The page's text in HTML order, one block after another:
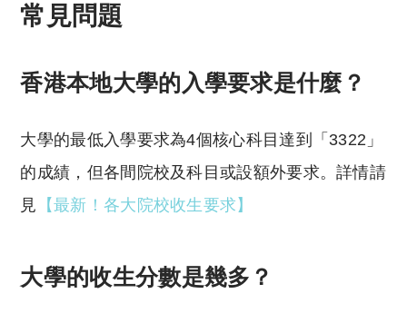
常見問題
香港本地大學的入學要求是什麼？
大學的最低入學要求為4個核心科目達到「3322」
的成績，但各間院校及科目或設額外要求。詳情請
見 【最新！各大院校收生要求】
大學的收生分數是幾多？